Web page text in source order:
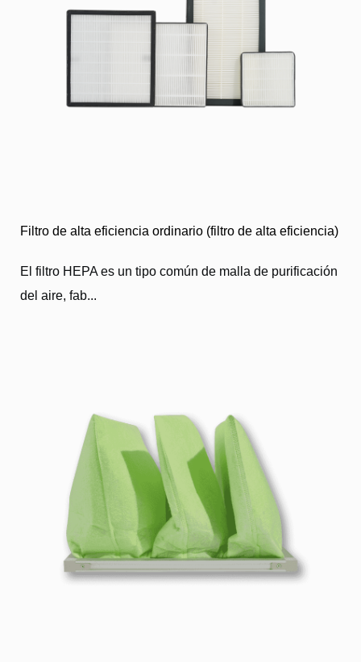
Filtro de alta eficiencia ordinario (filtro de alta eficiencia)
El filtro HEPA es un tipo común de malla de purificación
del aire, fab...